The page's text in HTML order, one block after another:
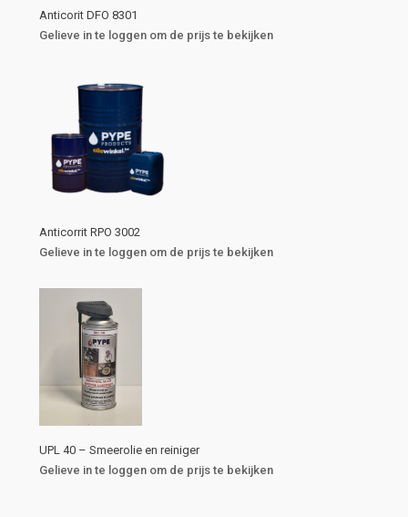
Anticorit DFO 8301
Gelieve in te loggen om de prijs te bekijken
Anticorrit RPO 3002
Gelieve in te loggen om de prijs te bekijken
UPL 40 – Smeerolie en reiniger
Gelieve in te loggen om de prijs te bekijken